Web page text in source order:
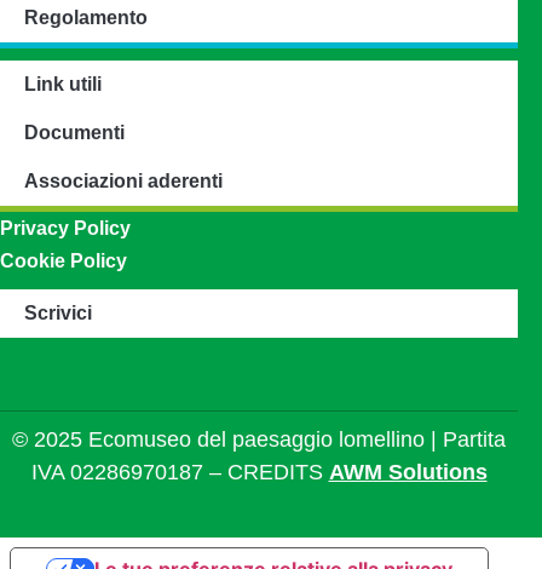
Regolamento
Link utili
Documenti
Associazioni aderenti
Privacy Policy
Cookie Policy
Scrivici
© 2025 Ecomuseo del paesaggio lomellino | Partita
IVA 02286970187 – CREDITS AWM Solutions